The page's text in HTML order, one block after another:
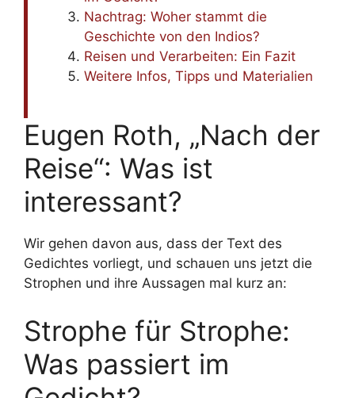
Nachtrag: Woher stammt die
Geschichte von den Indios?
Reisen und Verarbeiten: Ein Fazit
Weitere Infos, Tipps und Materialien
Eugen Roth, „Nach der
Reise“: Was ist
interessant?
Wir gehen davon aus, dass der Text des
Gedichtes vorliegt, und schauen uns jetzt die
Strophen und ihre Aussagen mal kurz an:
Strophe für Strophe:
Was passiert im